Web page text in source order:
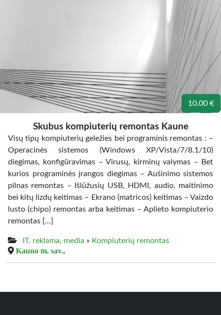
10.00 €
Skubus kompiuterių remontas Kaune
Visų tipų kompiuterių geležies bei programinis remontas : –
Operacinės sistemos (Windows XP/Vista/7/8.1/10)
diegimas, konfigūravimas – Virusų, kirminų valymas – Bet
kurios programinės įrangos diegimas – Aušinimo sistemos
pilnas remontas – Išlūžusių USB, HDMI, audio, maitinimo
bei kitų lizdų keitimas – Ekrano (matricos) keitimas – Vaizdo
lusto (chipo) remontas arba keitimas – Aplieto kompiuterio
remontas […]
IT, reklama, media » Kompiuterių remontas
Kauno m. sav.,